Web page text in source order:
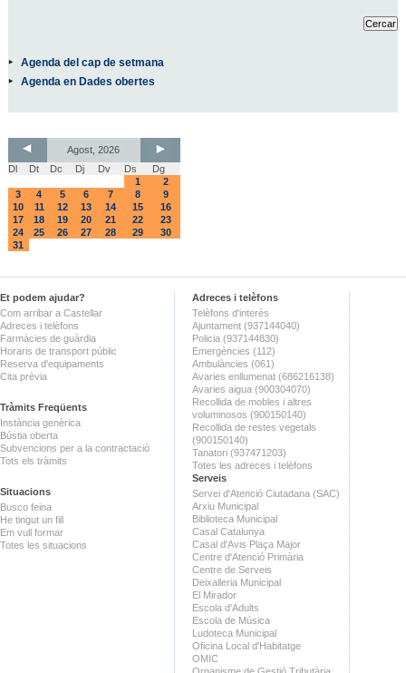
Agenda del cap de setmana
Agenda en Dades obertes
Agost, 2026
Dl
Dt Dc Dj Dv Ds
Dg
1
2
3
4 5 6 7 8
9
10
11 12 13 14 15
16
17
18 19 20 21 22
23
24
25 26 27 28 29
30
31
Et podem ajudar?
Com arribar a Castellar
Adreces i telèfons
Farmàcies de guàrdia
Horaris de transport públic
Reserva d'equipaments
Cita prèvia
Tràmits Freqüents
Instància genèrica
Bústia oberta
Subvencions per a la contractació
Tots els tràmits
Situacions
Busco feina
He tingut un fill
Em vull formar
Totes les situacions
Adreces i telèfons
Telèfons d'interès
Ajuntament (937144040)
Policia (937144830)
Emergències (112)
Ambulàncies (061)
Avaries enllumenat (686216138)
Avaries aigua (900304070)
Recollida de mobles i altres
voluminosos (900150140)
Recollida de restes vegetals
(900150140)
Tanatori (937471203)
Totes les adreces i telèfons
Serveis
Servei d'Atenció Ciutadana (SAC)
Arxiu Municipal
Biblioteca Municipal
Casal Catalunya
Casal d'Avis Plaça Major
Centre d'Atenció Primària
Centre de Serveis
Deixalleria Municipal
El Mirador
Escola d'Adults
Escola de Música
Ludoteca Municipal
Oficina Local d'Habitatge
OMIC